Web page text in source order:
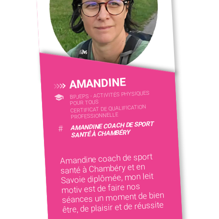
AMANDINE
BPJEPS - ACTIVITÉS PHYSIQUES
POUR TOUS
CERTIFICAT DE QUALIFICATION
PROFESSIONNELLE
# AMANDINE COACH DE SPORT
SANTÉ À CHAMBÉRY
Amandine coach de sport
santé à Chambéry et en
Savoie diplômée, mon leit
motiv est de faire nos
séances un moment de bien
être, de plaisir et de réussite